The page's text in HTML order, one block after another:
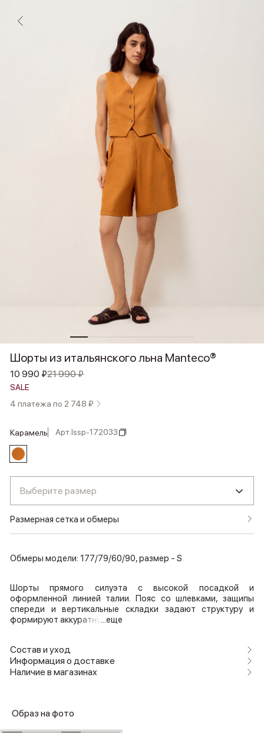
Шорты из итальянского льна Manteco®
10 990 ₽21 990 ₽
SALE
4 платежа по 2 748 ₽
карамель Арт.lssp-172033
Выберите размер
Размерная сетка и обмеры
Обмеры модели: 177/79/60/90, размер - S
Шорты прямого силуэта с высокой посадкой и
оформленной линией талии. Пояс со шлевками, защипы
спереди и вертикальные складки задают структуру и
формируют аккуратну ...еще
Состав и уход
Информация о доставке
Наличие в магазинах
Образ на фото